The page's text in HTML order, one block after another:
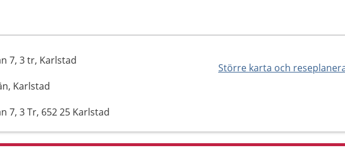
Större karta och
7, 3 tr, Karlstad
Karlstad
7, 3 Tr, 652 25 Karlstad